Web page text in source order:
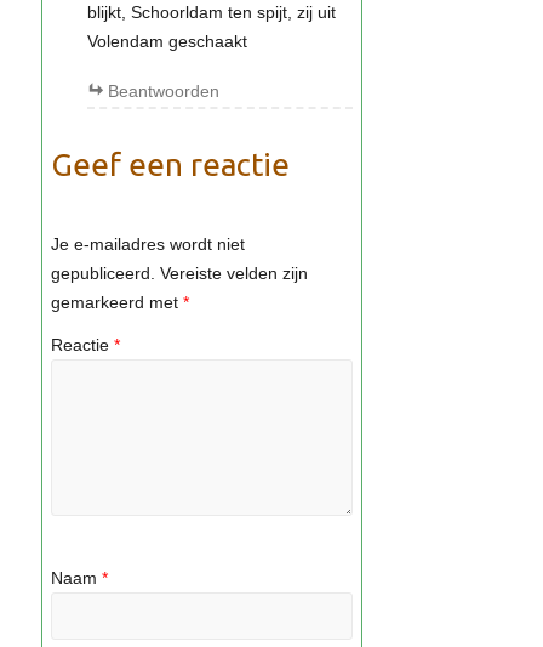
blijkt, Schoorldam ten spijt, zij uit
Volendam geschaakt
Beantwoorden
Geef een reactie
Je e-mailadres wordt niet
gepubliceerd. Vereiste velden zijn
gemarkeerd met *
Reactie *
Naam *